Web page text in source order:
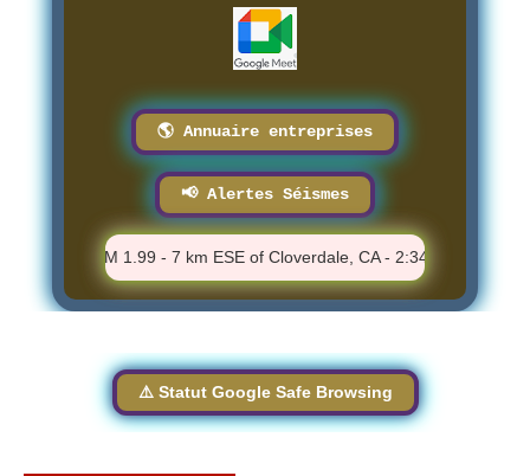
🌎 Annuaire entreprises
📢 Alertes Séismes
⚠️ M 1.99 - 7 km ESE of Cloverdale, CA - 2:34:04 PM
⚠️ Statut Google Safe Browsing